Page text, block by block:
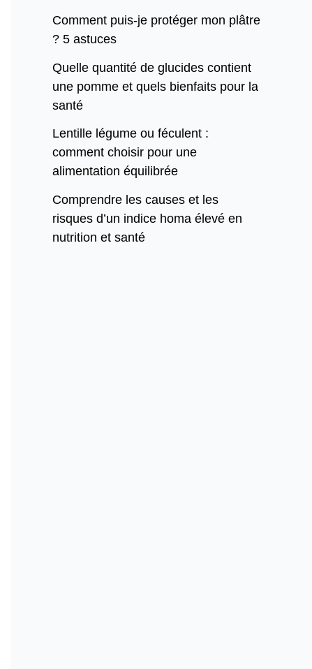
Comment puis-je protéger mon plâtre
? 5 astuces
Quelle quantité de glucides contient
une pomme et quels bienfaits pour la
santé
Lentille légume ou féculent :
comment choisir pour une
alimentation équilibrée
Comprendre les causes et les
risques d’un indice homa élevé en
nutrition et santé